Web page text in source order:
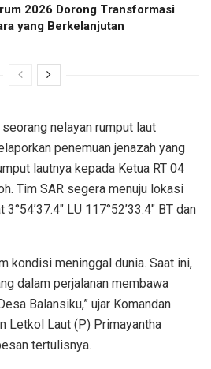
2026 Dorong Transformasi
yang Berkelanjutan
nelayan rumput laut
penemuan jenazah yang
lautnya kepada Ketua RT 04
Tim SAR segera menuju lokasi
LU 117°52’33.4″ BT dan
kondisi meninggal dunia. Saat ini,
dalam perjalanan membawa
Balansiku,” ujar Komandan
Letkol Laut (P) Primayantha
tertulisnya.